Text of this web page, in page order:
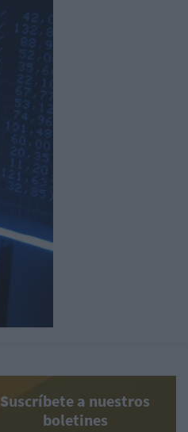
Suscríbete a nuestros
boletines